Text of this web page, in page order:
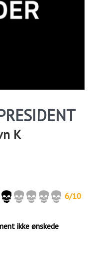
K
6/10
ikke ønskede